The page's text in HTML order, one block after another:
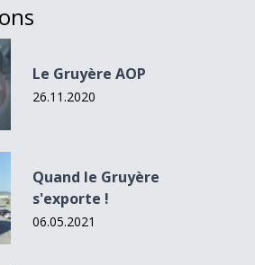
Le Gruyère AOP
26.11.2020
!
Quand le Gruyère
s'exporte !
06.05.2021